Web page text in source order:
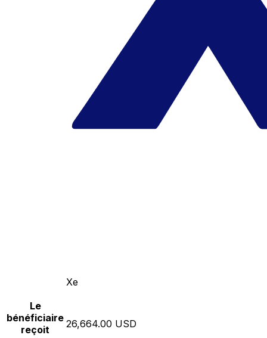
Xe
Le
bénéficiaire
reçoit
26,664.00 USD